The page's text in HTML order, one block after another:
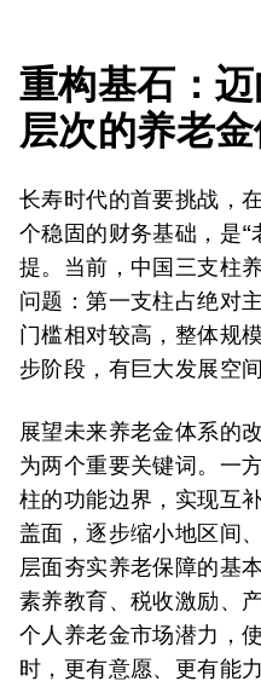
重构基石：
层次的养老
长寿时代的首要挑战，
个稳固的财务基础，是
提。当前，中国三支柱
问题：第一支柱占绝对
门槛相对较高，整体规
步阶段，有巨大发展空间
展望未来养老金体系的
为两个重要关键词。一
柱的功能边界，实现互
盖面，逐步缩小地区间
层面夯实养老保障的基
素养教育、税收激励、
个人养老金市场潜力，
时，更有意愿、更有能